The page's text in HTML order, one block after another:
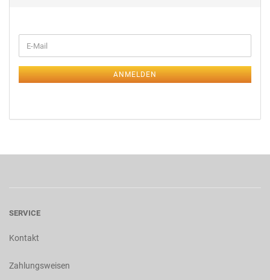
ANMELDEN
SERVICE
Kontakt
Zahlungsweisen